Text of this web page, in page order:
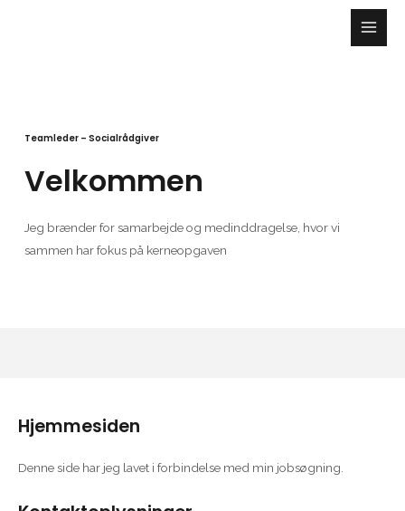
Main
Teamleder – Socialrådgiver​
Velkommen
Jeg brænder for samarbejde og medinddragelse, hvor vi
sammen har fokus på kerneopgaven
Hjemmesiden
Denne side har jeg lavet i forbindelse med min jobsøgning.